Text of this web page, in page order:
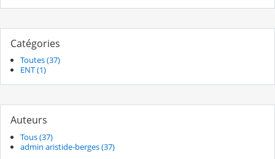
Catégories
Toutes (37)
ENT (1)
Auteurs
Tous (37)
admin aristide-berges (37)